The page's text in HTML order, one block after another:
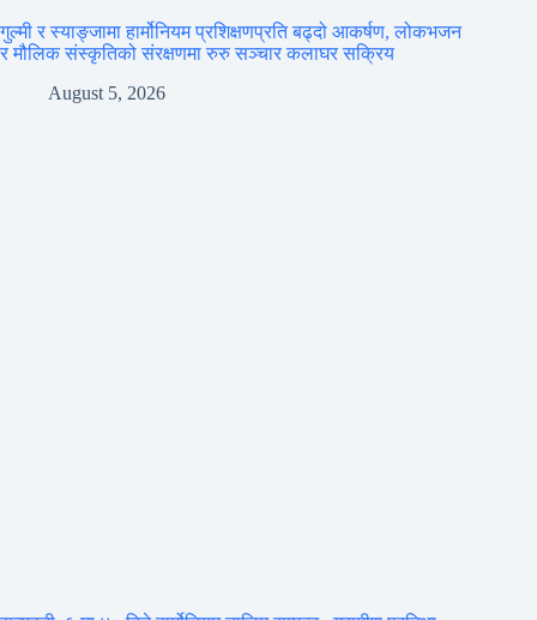
गुल्मी र स्याङ्जामा हार्मोनियम प्रशिक्षणप्रति बढ्दो आकर्षण, लोकभजन
र मौलिक संस्कृतिको संरक्षणमा रुरु सञ्चार कलाघर सक्रिय
August 5, 2026